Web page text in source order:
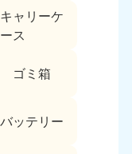
キャリーケ
ース
ゴミ箱
バッテリー
神奈川県